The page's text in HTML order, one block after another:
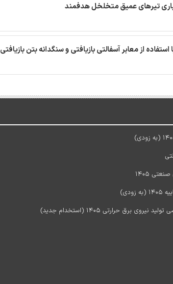
تیرهای عمیق متخلخل هدفمند
از معابر آسفالتی بازیافتی و سنگدانه بتن بازیافتی
1405
حرارتی 1405 (استخدام جدید)